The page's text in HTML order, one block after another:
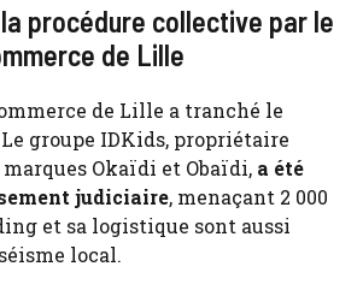
procédure collective par le
de Lille
de Lille a tranché le
groupe IDKids, propriétaire
Okaïdi et Obaïdi, a été
judiciaire, menaçant 2 000
et sa logistique sont aussi
local.